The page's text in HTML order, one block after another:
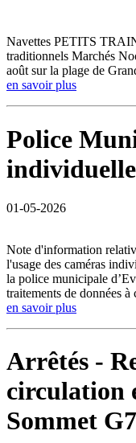
Navettes PETITS
traditionnels Marchés
août sur la plage de
en savoir plus
Police
01-05-2026
Note d'information
l'usage des caméras
la police municipale
traitements de données
en savoir plus
Arrêtés -
circulation
Sommet G7